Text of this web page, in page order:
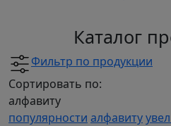
Каталог
Фильтр по продукции
Сортировать по:
алфавиту
популярности алфавиту